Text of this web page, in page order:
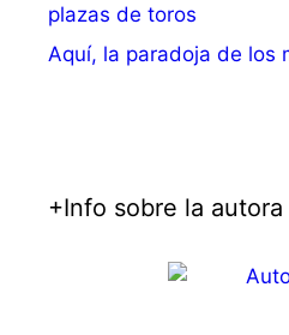
plazas de toros
Aquí, la paradoja de los
+Info sobre la autora